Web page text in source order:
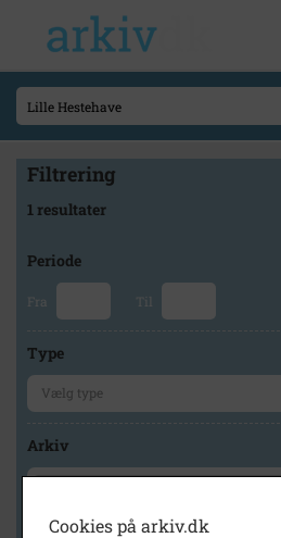
Filtrering
1 resultater
Periode
Fra Til
Type
Arkiv
Cookies på arkiv.dk